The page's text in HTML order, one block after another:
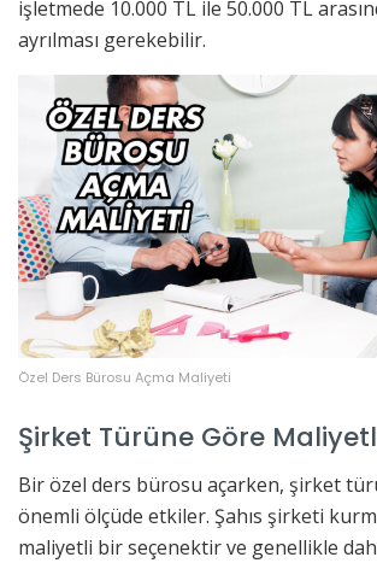
işletmede 10.000 TL ile 50.000 TL
ayrılması gerekebilir.
Özel Ders Bürosu Açma Maliyeti
Şirket Türüne Göre
Bir özel ders bürosu açarken, şirket
önemli ölçüde etkiler. Şahıs şirketi
maliyetli bir seçenektir ve genellikle